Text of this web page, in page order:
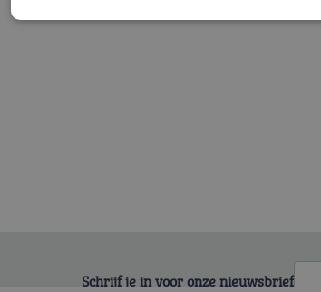
Schrijf je in voor onze nieuwsbrief